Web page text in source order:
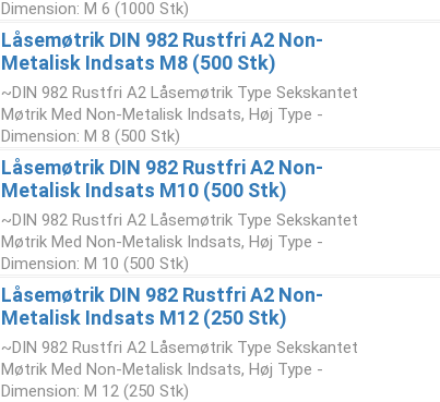
Dimension: M 6 (1000 Stk)
Låsemøtrik DIN 982 Rustfri A2 Non-
Metalisk Indsats M8 (500 Stk)
~DIN 982 Rustfri A2 Låsemøtrik Type Sekskantet
Møtrik Med Non-Metalisk Indsats, Høj Type -
Dimension: M 8 (500 Stk)
Låsemøtrik DIN 982 Rustfri A2 Non-
Metalisk Indsats M10 (500 Stk)
~DIN 982 Rustfri A2 Låsemøtrik Type Sekskantet
Møtrik Med Non-Metalisk Indsats, Høj Type -
Dimension: M 10 (500 Stk)
Låsemøtrik DIN 982 Rustfri A2 Non-
Metalisk Indsats M12 (250 Stk)
~DIN 982 Rustfri A2 Låsemøtrik Type Sekskantet
Møtrik Med Non-Metalisk Indsats, Høj Type -
Dimension: M 12 (250 Stk)